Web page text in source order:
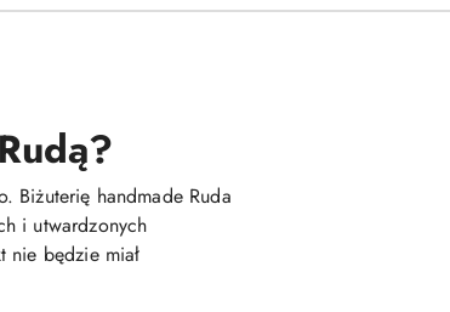
Biżuterię handmade Ruda
i utwardzonych
nie będzie miał